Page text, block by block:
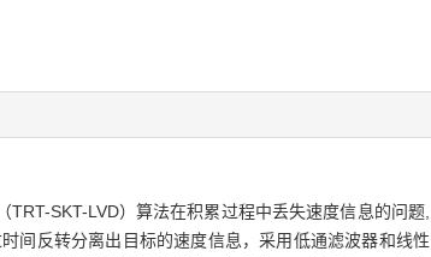
SKT-LVD）算法在积累过程中丢失速度信息的问题,
间反转分离出目标的速度信息，采用低通滤波器和线性